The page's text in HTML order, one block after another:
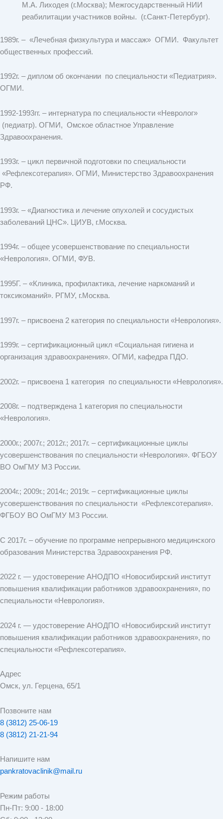
М.А. Лиходея (г.Москва); Межгосударственный НИИ
реабилитации участников войны. (г.Санкт-Петербург).
1989г. – «Лечебная физкультура и массаж» ОГМИ. Факультет
общественных профессий.
1992г. – диплом об окончании по специальности «Педиатрия».
ОГМИ.
1992-1993гг. – интернатура по специальности «Невролог»
(педиатр). ОГМИ, Омское областное Управление
Здравоохранения.
1993г. – цикл первичной подготовки по специальности
«Рефлексотерапия». ОГМИ, Министерство Здравоохранения
РФ.
1993г. – «Диагностика и лечение опухолей и сосудистых
заболеваний ЦНС». ЦИУВ, г.Москва.
1994г. – общее усовершенствование по специальности
«Неврология». ОГМИ, ФУВ.
1995Г. – «Клиника, профилактика, лечение наркоманий и
токсикоманий». РГМУ, г.Москва.
1997г. – присвоена 2 категория по специальности «Неврология».
1999г. – сертификационный цикл «Социальная гигиена и
организация здравоохранения». ОГМИ, кафедра ПДО.
2002г. – присвоена 1 категория по специальности «Неврология».
2008г. – подтверждена 1 категория по специальности
«Неврология».
2000г.; 2007г.; 2012г.; 2017г. – сертификационные циклы
усовершенствования по специальности «Неврология». ФГБОУ
ВО ОмГМУ МЗ России.
2004г.; 2009г.; 2014г.; 2019г. – сертификационные циклы
усовершенствования по специальности «Рефлексотерапия».
ФГБОУ ВО ОмГМУ МЗ России.
С 2017г. – обучение по программе непрерывного медицинского
образования Министерства Здравоохранения РФ.
2022 г. — удостоверение АНОДПО «Новосибирский институт
повышения квалификации работников здравоохранения», по
специальности «Неврология».
2024 г. — удостоверение АНОДПО «Новосибирский институт
повышения квалификации работников здравоохранения», по
специальности «Рефлексотерапия».
Адрес
Омск, ул. Герцена, 65/1
Позвоните нам
8 (3812) 25-06-19
8 (3812) 21-21-94
Напишите нам
pankratovaclinik@mail.ru
Режим работы
Пн-Пт: 9:00 - 18:00